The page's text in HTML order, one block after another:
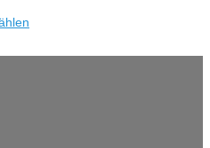
können
weist